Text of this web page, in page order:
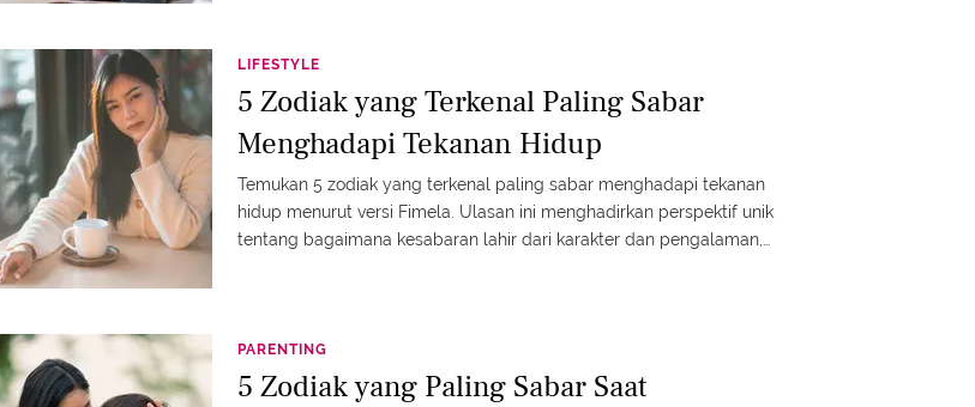
LIFESTYLE
5 Zodiak yang Terkenal Paling Sabar
Menghadapi Tekanan Hidup
Temukan 5 zodiak yang terkenal paling sabar menghadapi tekanan
hidup menurut versi Fimela. Ulasan ini menghadirkan perspektif unik
tentang bagaimana kesabaran lahir dari karakter dan pengalaman,
PARENTING
5 Zodiak yang Paling Sabar Saat